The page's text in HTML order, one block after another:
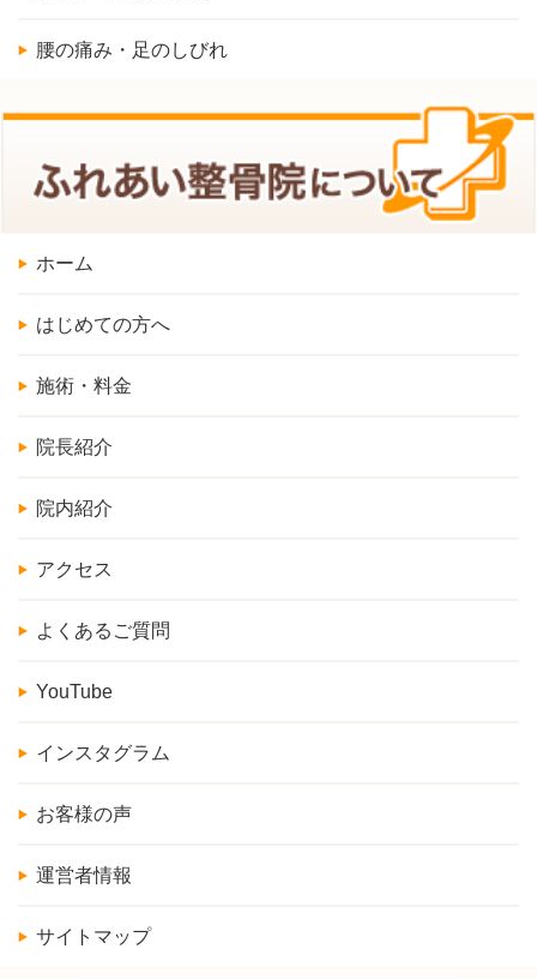
腰の痛み・足のしびれ
ホーム
はじめての方へ
施術・料金
院長紹介
院内紹介
アクセス
よくあるご質問
YouTube
インスタグラム
お客様の声
運営者情報
サイトマップ